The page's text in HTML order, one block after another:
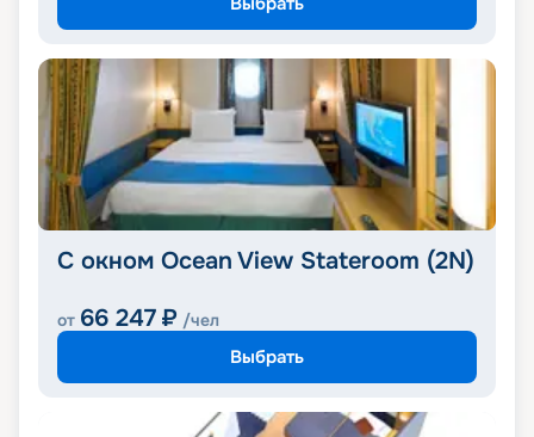
С окном Ocean View Stateroom (2N)
от 66 247 ₽ /чел
Выбрать